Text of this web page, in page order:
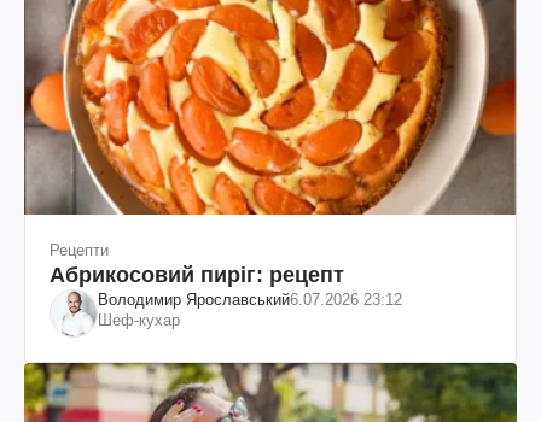
Рецепти
Абрикосовий пиріг: рецепт
Володимир Ярославський6.07.2026 23:12
Шеф-кухар